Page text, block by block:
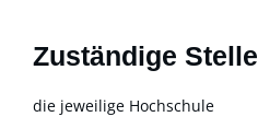
Zuständige Stelle
die jeweilige Hochschule